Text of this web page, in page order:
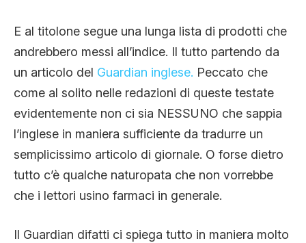
E al titolone segue una lunga lista di prodotti che
andrebbero messi all’indice. Il tutto partendo da
un articolo del Guardian inglese. Peccato che
come al solito nelle redazioni di queste testate
evidentemente non ci sia NESSUNO che sappia
l’inglese in maniera sufficiente da tradurre un
semplicissimo articolo di giornale. O forse dietro
tutto c’è qualche naturopata che non vorrebbe
che i lettori usino farmaci in generale.
Il Guardian difatti ci spiega tutto in maniera molto